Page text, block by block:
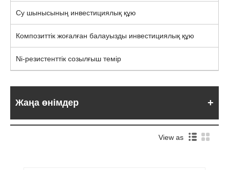
Су шынысының инвестициялық құю
Композиттік жоғалған балауызды инвестициялық құю
Ni-резистенттік созылғыш темір
Жаңа өнімдер
View as